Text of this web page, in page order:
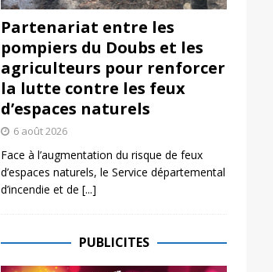
Partenariat entre les
pompiers du Doubs et les
agriculteurs pour renforcer
la lutte contre les feux
d’espaces naturels
6 août 2026
Face à l’augmentation du risque de feux
d’espaces naturels, le Service départemental
d’incendie et de [...]
PUBLICITES